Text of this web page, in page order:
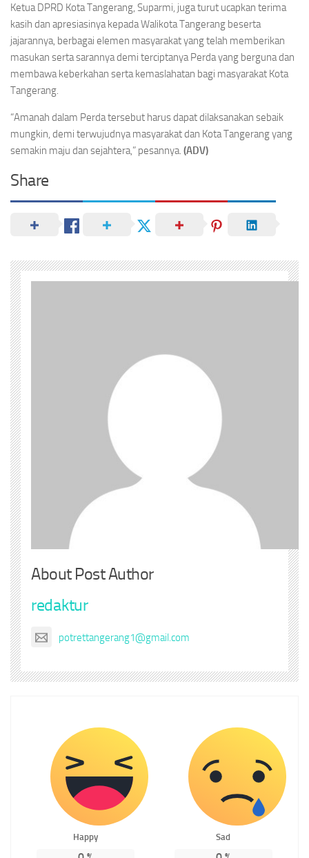
Ketua DPRD Kota Tangerang, Suparmi, juga turut ucapkan terima
kasih dan apresiasinya kepada Walikota Tangerang beserta
jajarannya, berbagai elemen masyarakat yang telah memberikan
masukan serta sarannya demi terciptanya Perda yang berguna dan
membawa keberkahan serta kemaslahatan bagi masyarakat Kota
Tangerang.
“Amanah dalam Perda tersebut harus dapat dilaksanakan sebaik
mungkin, demi terwujudnya masyarakat dan Kota Tangerang yang
semakin maju dan sejahtera,” pesannya. (ADV)
Share
About Post Author
redaktur
potrettangerang1@gmail.com
Happy Sad